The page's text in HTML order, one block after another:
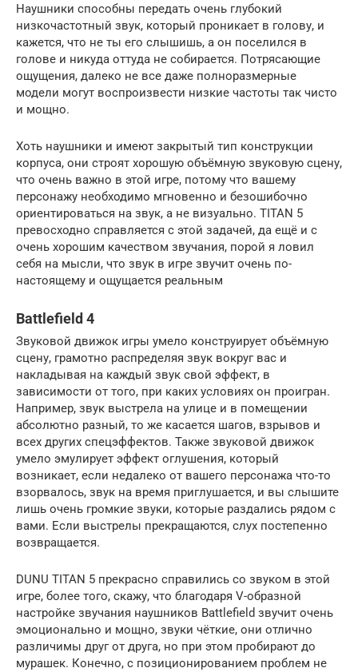
Наушники способны передать очень глубокий
низкочастотный звук, который проникает в голову, и
кажется, что не ты его слышишь, а он поселился в
голове и никуда оттуда не собирается. Потрясающие
ощущения, далеко не все даже полноразмерные
модели могут воспроизвести низкие частоты так чисто
и мощно.
Хоть наушники и имеют закрытый тип конструкции
корпуса, они строят хорошую объёмную звуковую сцену,
что очень важно в этой игре, потому что вашему
персонажу необходимо мгновенно и безошибочно
ориентироваться на звук, а не визуально. TITAN 5
превосходно справляется с этой задачей, да ещё и с
очень хорошим качеством звучания, порой я ловил
себя на мысли, что звук в игре звучит очень по-
настоящему и ощущается реальным
Battlefield 4
Звуковой движок игры умело конструирует объёмную
сцену, грамотно распределяя звук вокруг вас и
накладывая на каждый звук свой эффект, в
зависимости от того, при каких условиях он проигран.
Например, звук выстрела на улице и в помещении
абсолютно разный, то же касается шагов, взрывов и
всех других спецэффектов. Также звуковой движок
умело эмулирует эффект оглушения, который
возникает, если недалеко от вашего персонажа что-то
взорвалось, звук на время приглушается, и вы слышите
лишь очень громкие звуки, которые раздались рядом с
вами. Если выстрелы прекращаются, слух постепенно
возвращается.
DUNU TITAN 5 прекрасно справились со звуком в этой
игре, более того, скажу, что благодаря V-образной
настройке звучания наушников Battlefield звучит очень
эмоционально и мощно, звуки чёткие, они отлично
различимы друг от друга, но при этом пробирают до
мурашек. Конечно, с позиционированием проблем не